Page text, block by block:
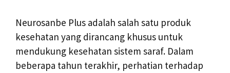
Neurosanbe Plus adalah salah satu produk
kesehatan yang dirancang khusus untuk
mendukung kesehatan sistem saraf. Dalam
beberapa tahun terakhir, perhatian terhadap